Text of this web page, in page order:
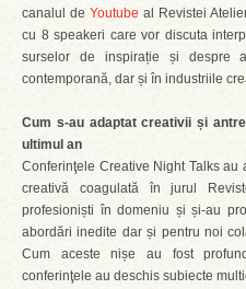
canalul de Youtube al Revistei
cu 8 speakeri care vor discuta
surselor de inspirație și despre
contemporană, dar și în industriile
Cum s-au adaptat creativii și
ultimul an
Conferinţele Creative Night Talks
creativă coagulată în jurul
profesioniști în domeniu și și-au
abordări inedite dar și pentru noi
Cum aceste nișe au fost
conferinţele au deschis subiecte